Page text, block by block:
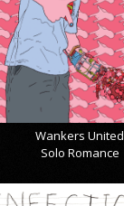
Wankers United
Solo Romance